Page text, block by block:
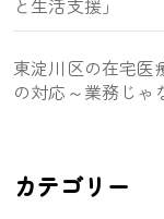
と生活支援」
東淀川区の在宅医
の対応～業務じゃ
カテゴリー